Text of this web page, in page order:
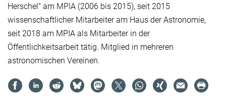
Herschel" am MPIA (2006 bis 2015), seit 2015
wissenschaftlicher Mitarbeiter am Haus der Astronomie,
seit 2018 am MPIA als Mitarbeiter in der
Öffentlichkeitsarbeit tätig. Mitglied in mehreren
astronomischen Vereinen.